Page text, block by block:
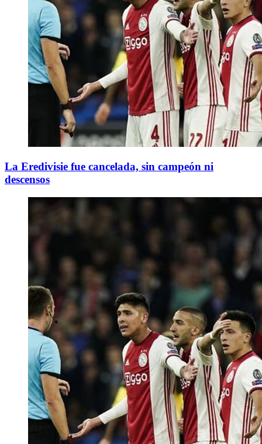
La Eredivisie fue cancelada, sin campeón ni
descensos